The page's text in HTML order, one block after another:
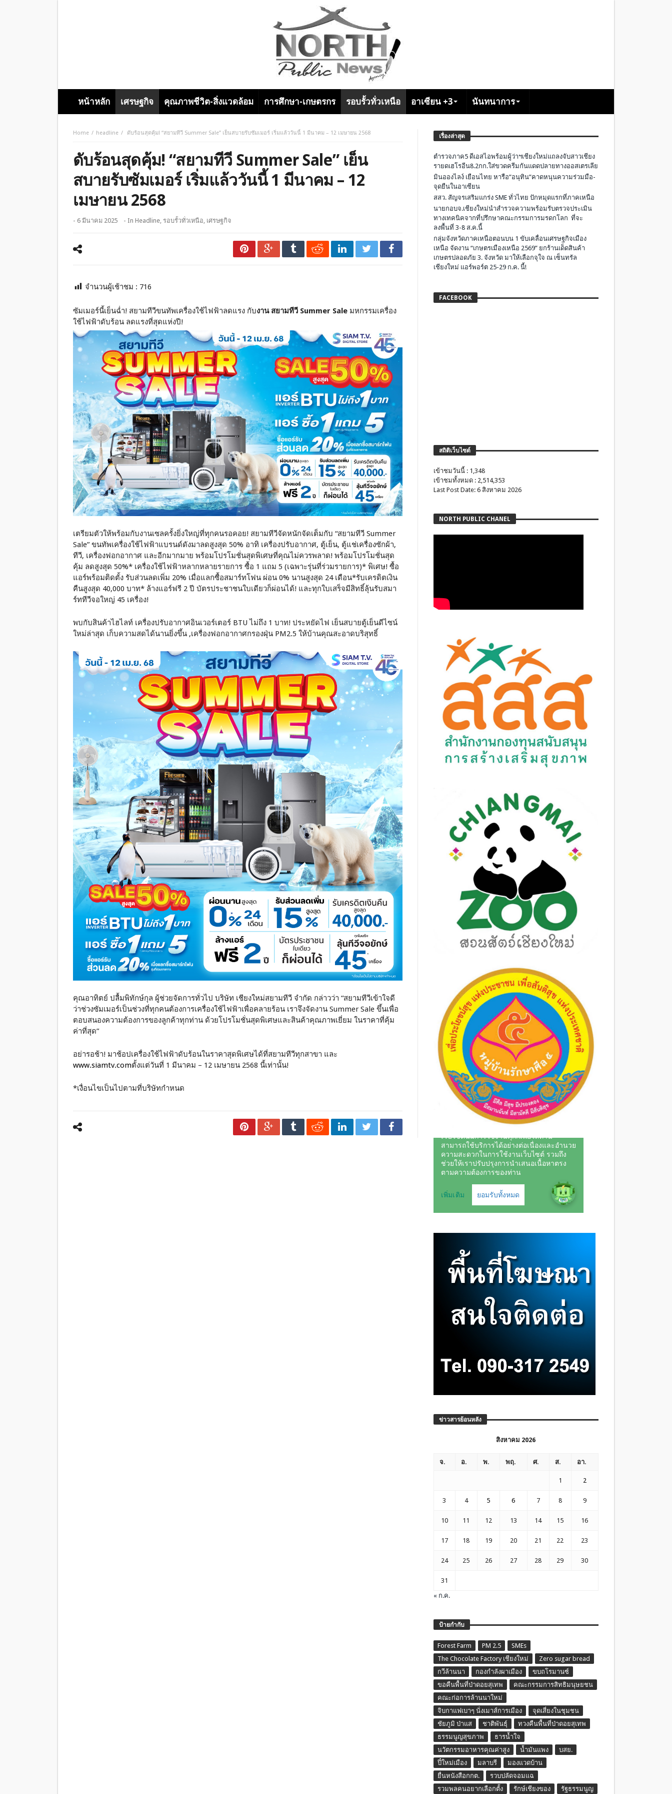
หน้าหลัก เศรษฐกิจ คุณภาพชีวิต-สิ่งแวดล้อม การศึกษา-เกษตรกร รอบรั้วทั่วเหนือ อาเซียน +3 นันทนาการ
Home headline ดับร้อนสุดคุ้ม! “สยามทีวี Summer Sale” เย็นสบายรับซัมเมอร์ เริ่มแล้ววันนี้ 1 มีนาคม – 12 เมษายน 2568
ดับร้อนสุดคุ้ม! “สยามทีวี Summer Sale” เย็น
สบายรับซัมเมอร์ เริ่มแล้ววันนี้ 1 มีนาคม – 12
เมษายน 2568
- 6 มีนาคม 2025 - In Headline, รอบรั้วทั่วเหนือ, เศรษฐกิจ
จำนวนผู้เช้าชม : 716
ซัมเมอร์นี้เย็นฉ่ำ! สยามทีวีขนทัพเครื่องใช้ไฟฟ้าลดแรง กับงาน สยามทีวี Summer Sale มหกรรมเครื่อง
ใช้ไฟฟ้าดับร้อน ลดแรงที่สุดแห่งปี!
เตรียมตัวให้พร้อมกับงานเซลครั้งยิ่งใหญ่ที่ทุกคนรอคอย! สยามทีวีจัดหนักจัดเต็มกับ “สยามทีวี Summer
Sale” ขนทัพเครื่องใช้ไฟฟ้าแบรนด์ดังมาลดสูงสุด 50% อาทิ เครื่องปรับอากาศ, ตู้เย็น, ตู้แช่เครื่องซักผ้า,
ทีวี, เครื่องฟอกอากาศ และอีกมากมาย พร้อมโปรโมชั่นสุดพิเศษที่คุณไม่ควรพลาด! พร้อมโปรโมชั่นสุด
คุ้ม ลดสูงสุด 50%* เครื่องใช้ไฟฟ้าหลากหลายรายการ ซื้อ 1 แถม 5 (เฉพาะรุ่นที่ร่วมรายการ)* พิเศษ! ซื้อ
แอร์พร้อมติดตั้ง รับส่วนลดเพิ่ม 20% เมื่อแลกซื้อสมาร์ทโฟน ผ่อน 0% นานสูงสุด 24 เดือน*รับเครดิตเงิน
คืนสูงสุด 40,000 บาท* ล้างแอร์ฟรี 2 ปี บัตรประชาชนใบเดียวก็ผ่อนได้! และทุกใบเสร็จมีสิทธิ์ลุ้นรับสมา
ร์ททีวีจอใหญ่ 45 เครื่อง!
พบกับสินค้าไฮไลท์ เครื่องปรับอากาศอินเวอร์เตอร์ BTU ไม่ถึง 1 บาท! ประหยัดไฟ เย็นสบายตู้เย็นดีไซน์
ใหม่ล่าสุด เก็บความสดได้นานยิ่งขึ้น ,เครื่องฟอกอากาศกรองฝุ่น PM2.5 ให้บ้านคุณสะอาดบริสุทธิ์
คุณอาทิตย์ ปลื้มพิทักษ์กุล ผู้ช่วยจัดการทั่วไป บริษัท เชียงใหม่สยามทีวี จำกัด กล่าวว่า “สยามทีวีเข้าใจดี
ว่าช่วงซัมเมอร์เป็นช่วงที่ทุกคนต้องการเครื่องใช้ไฟฟ้าเพื่อคลายร้อน เราจึงจัดงาน Summer Sale ขึ้นเพื่อ
ตอบสนองความต้องการของลูกค้าทุกท่าน ด้วยโปรโมชั่นสุดพิเศษและสินค้าคุณภาพเยี่ยม ในราคาที่คุ้ม
ค่าที่สุด”
อย่ารอช้า! มาช้อปเครื่องใช้ไฟฟ้าดับร้อนในราคาสุดพิเศษได้ที่สยามทีวีทุกสาขา และ
www.siamtv.comตั้งแต่วันที่ 1 มีนาคม – 12 เมษายน 2568 นี้เท่านั้น!
*เงื่อนไขเป็นไปตามที่บริษัทกำหนด
เรื่องล่าสุด
ตำรวจภาค5 ดีเอสไอพร้อมผู้ว่าฯเชียงใหม่แถลงจับสาวเชียง
รายดเฮโรอีน8.2กก.ใส่ขวดครีมกันแดดปลายทางออสเตรเลีย
มินอองไลง์ เยือนไทย หารือ”อนุทิน”คาดหนุนความร่วมมือ-
จุดยืนในอาเซียน
สสว. สัญจรเสริมแกร่ง SME ทั่วไทย ปักหมุดแรกที่ภาคเหนือ
นายกอบจ.เชียงใหม่นำสำรวจความพร้อมรับตรวจประเมิน
ทางเทคนิคจากที่ปรึกษาคณะกรรมการมรดกโลก ที่จะ
ลงพื้นที่ 3-8 ส.ค.นี้
กลุ่มจังหวัดภาคเหนือตอนบน 1 ขับเคลื่อนเศรษฐกิจเมือง
เหนือ จัดงาน “เกษตรเมืองเหนือ 2569” ยกร้านเด็ดสินค้า
เกษตรปลอดภัย 3. จังหวัด มาให้เลือกจุใจ ณ เซ็นทรัล
เชียงใหม่ แอร์พอร์ต 25-29 ก.ค. นี้!
FACEBOOK
สถิติเว็บไซต์
เข้าชมวันนี้ : 1,348
เข้าชมทั้งหมด : 2,514,353
Last Post Date: 6 สิงหาคม 2026
NORTH PUBLIC CHANEL
ข่าวสารย้อนหลัง
สิงหาคม 2026
จ. อ. พ. พฤ. ศ. ส. อา.
1 2
3 4 5 6 7 8 9
10 11 12 13 14 15 16
17 18 19 20 21 22 23
24 25 26 27 28 29 30
31
« ก.ค.
ป้ายกำกับ
Forest Farm PM 2.5
SMEs
The Chocolate Factory เชียงใหม่
Zero sugar bread
กวีล้านนา
กองกำลังผาเมือง
ขบถโรมานซ์
ขอคืนพื้นที่ป่าดอยสุเทพ
คณะกรรมการสิทธิมนุษยชน
คณะก่อการล้านนาใหม่
จิบกาแฟเบาๆ นั่งเมาส์การเมือง
จุดเสี่ยงในชุมชน
ชัยภูมิ ป่าแส
ชาติพันธุ์
ทวงคืนพื้นที่ป่าดอยสุเทพ
ธรรมนูญสุขภาพ
ธารน้ำใจ
นวัตกรรมอาหารคุณค่าสูง
น้ำมันแพง
บสย.
ปี๋ใหม่เมือง
มลาบรี
มองแวดบ้าน
ยื่นหนังสือกกต.
รวบปลัดจอมแฉ
รวมพลคนอยากเลือกตั้ง
รักษ์เชียงของ รัฐธรรมนูญ